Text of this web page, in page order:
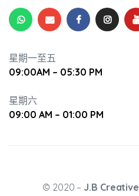
星期一至五
09:00AM – 05:30 PM
星期六
09:00 AM – 01:00 PM
© 2020 – J.B Creative
兒正